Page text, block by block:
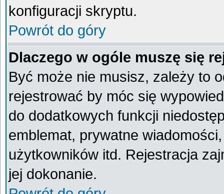
konfiguracji skryptu.
Powrót do góry
Dlaczego w ogóle muszę się
Być może nie musisz, zależy to
rejestrować by móc się
do dodatkowych funkcji
emblemat, prywatne
użytkowników itd. Rejestracja
jej dokonanie.